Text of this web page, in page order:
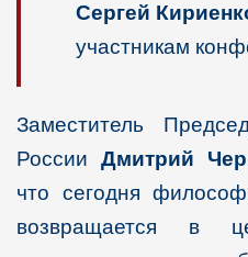
Сергей
участникам
Заместитель
России Дмитрий
что сегодня
возвращается в